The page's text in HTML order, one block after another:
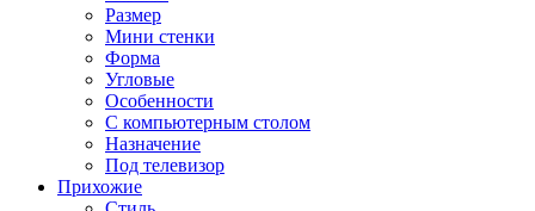
Размер
Мини стенки
Форма
Угловые
Особенности
С компьютерным столом
Назначение
Под телевизор
Прихожие